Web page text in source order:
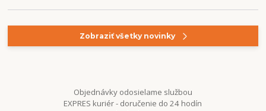
Zobraziť všetky novinky
Objednávky odosielame službou
EXPRES kuriér - doručenie do 24 hodín